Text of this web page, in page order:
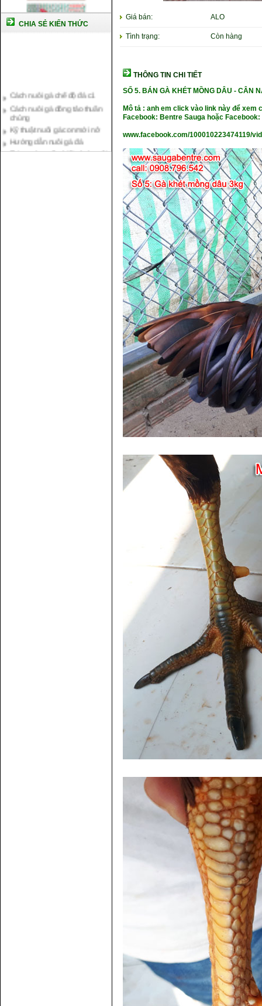
CHIA SẺ KIẾN THỨC
Cách nuôi gà đông tảo thuần
chủng
Kỹ thuật nuôi gà con mới nở
Hướng dẫn nuôi gà đá
Tại sao bạn cần biết cách nuôi
gà chọi ?
Giá bán: ALO
Tình trạng: Còn hàng
THÔNG TIN CHI TIẾT
SỐ 5.BÁN GÀ KHÉT MỒNG DÂU -CÂN
Mô tả : anh em click vào link này để
Facebook: Bentre Sauga hoặc Facebook:
www.facebook.com/100010223474119/